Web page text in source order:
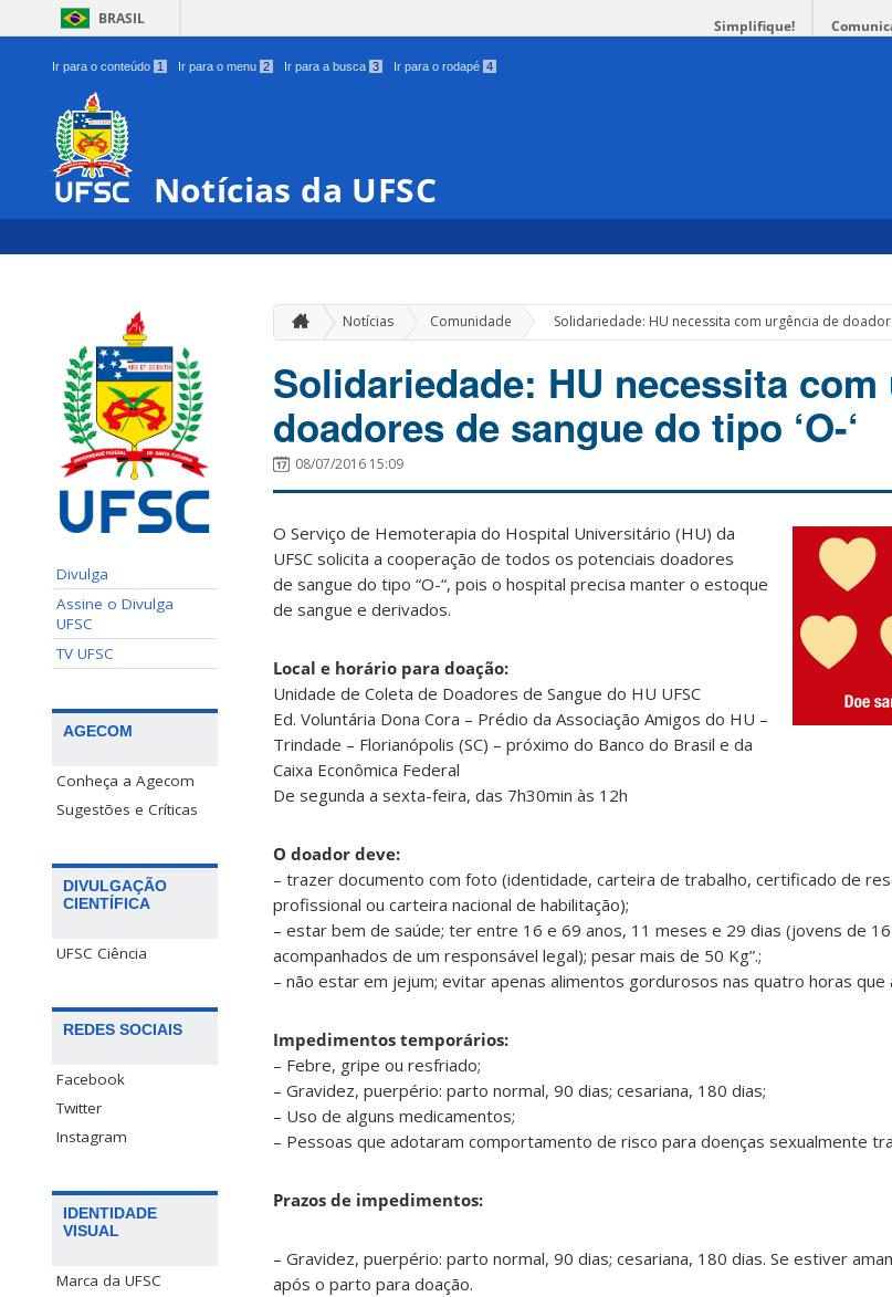
BRASIL Simplifique!
Ir para o conteúdo 1 Ir para o menu 2 Ir para a busca 3 Ir para o rodapé 4
Notícias da UFSC
Divulga
Assine o Divulga
UFSC
TV UFSC
AGECOM
Conheça a Agecom
Sugestões e Críticas
DIVULGAÇÃO
CIENTÍFICA
UFSC Ciência
REDES SOCIAIS
Facebook
Twitter
Instagram
IDENTIDADE
VISUAL
Marca da UFSC
Notícias Comunidade » Solidariedade: HU necessita com urgência de
Solidariedade: HU necessita
doadores de sangue do tipo ‘O-‘
08/07/2016 15:09
O Serviço de Hemoterapia do Hospital Universitário (HU) da
UFSC solicita a cooperação de todos os potenciais doadores
de sangue do tipo “O-“, pois o hospital precisa manter o estoque
de sangue e derivados.
Local e horário para doação:
Unidade de Coleta de Doadores de Sangue do HU UFSC
Ed. Voluntária Dona Cora – Prédio da Associação Amigos do HU –
Trindade – Florianópolis (SC) – próximo do Banco do Brasil e da
Caixa Econômica Federal
De segunda a sexta-feira, das 7h30min às 12h
O doador deve:
– trazer documento com foto (identidade, carteira de trabalho, certificado de
profissional ou carteira nacional de habilitação);
– estar bem de saúde; ter entre 16 e 69 anos, 11 meses e 29 dias (jovens de
acompanhados de um responsável legal); pesar mais de 50 Kg”.;
– não estar em jejum; evitar apenas alimentos gordurosos nas quatro horas que
Impedimentos temporários:
– Febre, gripe ou resfriado;
– Gravidez, puerpério: parto normal, 90 dias; cesariana, 180 dias;
– Uso de alguns medicamentos;
– Pessoas que adotaram comportamento de risco para doenças sexualmente
Prazos de impedimentos:
– Gravidez, puerpério: parto normal, 90 dias; cesariana, 180 dias. Se estiver
após o parto para doação.